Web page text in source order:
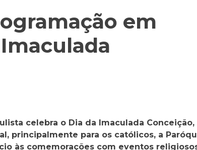
em
celebra o Dia da Imaculada Conceição,
principalmente para os católicos, a
às comemorações com eventos